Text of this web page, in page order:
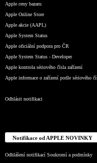
Apple ceny bazaru
Apple Online Store
Apple akcie (AAPL)
Apple System Status
Apple oficiální podpora pro ČR
Apple System Status - Developer
Apple kontrola sériového čísla zařízení
Apple informace o zařízení podle sériového
Odhlásit notifikaci
Notifikace od APPLE NOVINKY
Odhlášení notifikací Soukromí a podmínky